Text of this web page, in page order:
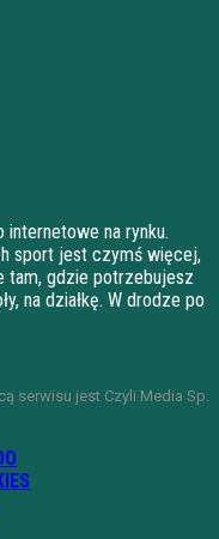
internetowe na rynku.
sport jest czymś więcej,
tam, gdzie potrzebujesz
na działkę. W drodze po
serwisu jest Czyli Media Sp.